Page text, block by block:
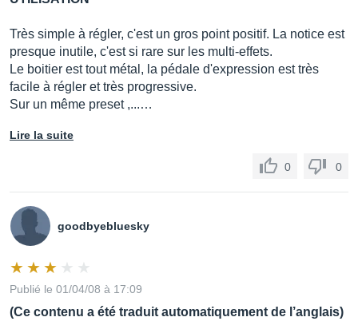
Très simple à régler, c'est un gros point positif. La notice est
presque inutile, c'est si rare sur les multi-effets.
Le boitier est tout métal, la pédale d'expression est très
facile à régler et très progressive.
Sur un même preset ,...…
Lire la suite
0 0
goodbyebluesky
Publié le 01/04/08 à 17:09
(Ce contenu a été traduit automatiquement de l’anglais)